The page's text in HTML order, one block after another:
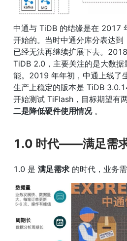
中通与 TiDB 的结缘是在 2017
开始的。当时中通分库分表达
已经无法再继续扩展下去。
TiDB 2.0，主要关注的是大数据
能。2019 年年初，中通上线了
生产上稳定的版本是 TiDB
开始测试 TiFlash，目标期望有
二是降低硬件使用情况 。
1.0 时代——满足需
1.0 是 满足需求 的时代，业务